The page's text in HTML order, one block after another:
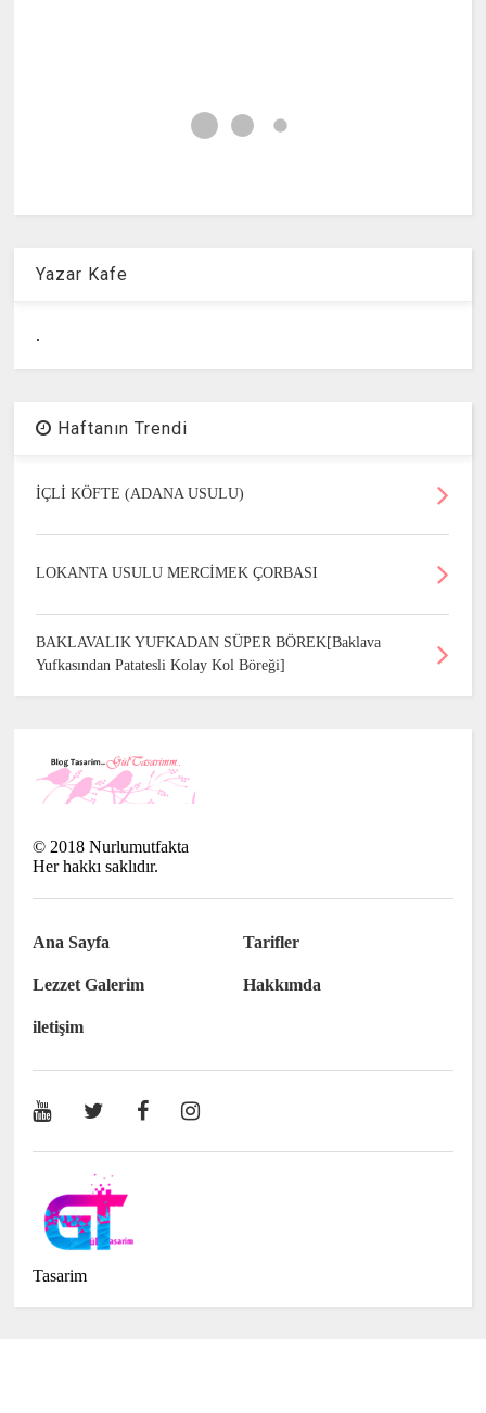
Yazar Kafe
.
Haftanın Trendi
İÇLİ KÖFTE (ADANA USULU)
LOKANTA USULU MERCİMEK ÇORBASI
BAKLAVALIK YUFKADAN SÜPER BÖREK[Baklava
Yufkasından Patatesli Kolay Kol Böreği]
© 2018 Nurlumutfakta
Her hakkı saklıdır.
Ana Sayfa Tarifler
Lezzet Galerim Hakkımda
iletişim
Tasarim